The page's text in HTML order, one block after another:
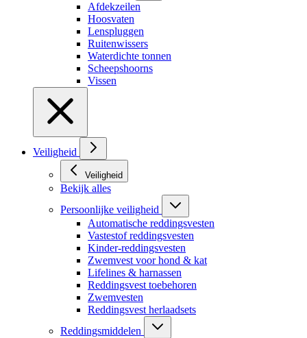
Afdekzeilen
Hoosvaten
Lenspluggen
Ruitenwissers
Waterdichte tonnen
Scheepshoorns
Vissen
Veiligheid
Veiligheid
Bekijk alles
Persoonlijke veiligheid
Automatische reddingsvesten
Vastestof reddingsvesten
Kinder-reddingsvesten
Zwemvest voor hond & kat
Lifelines & harnassen
Reddingsvest toebehoren
Zwemvesten
Reddingsvest herlaadsets
Reddingsmiddelen